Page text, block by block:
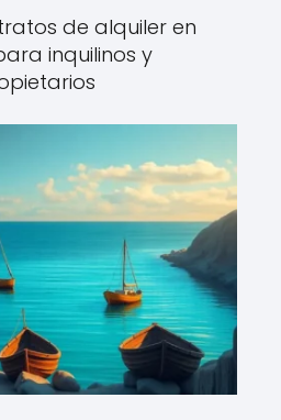
de alquiler en
inquilinos y